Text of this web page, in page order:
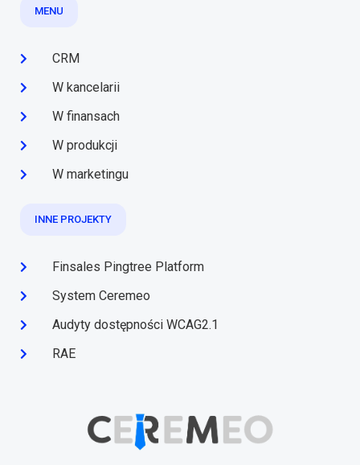
MENU
CRM
W kancelarii
W finansach
W produkcji
W marketingu
INNE PROJEKTY
Finsales Pingtree Platform
System Ceremeo
Audyty dostępności WCAG2.1
RAE